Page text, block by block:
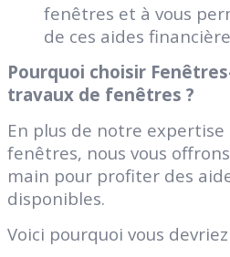
fenêtres et à vous
de ces aides
Pourquoi choisir
travaux de fenêtres ?
En plus de notre
fenêtres, nous vous
main pour profiter des
disponibles.
Voici pourquoi vous